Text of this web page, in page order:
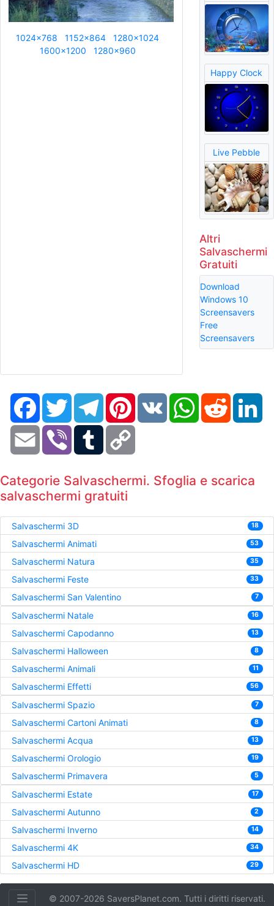
1024x768 1152x864
1280x1024
1600x1200
1280x960
Happy Clock
Live Pebble
Altri
Salvaschermi
Gratuiti
Download
Windows 10
Screensavers
Free
Screensavers
FacebookTwitter TelegramPinterestVK WhatsAppReddit
Email Viber Tumblr
Categorie Salvaschermi. Sfoglia e scarica
salvaschermi gratuiti
Salvaschermi 3D 18
Salvaschermi Animati 53
Salvaschermi Natura 35
Salvaschermi Feste 33
Salvaschermi San Valentino 7
Salvaschermi Natale 16
Salvaschermi Capodanno 13
Salvaschermi Halloween 8
Salvaschermi Animali 11
Salvaschermi Effetti 56
Salvaschermi Spazio 7
Salvaschermi Cartoni Animati 8
Salvaschermi Acqua 13
Salvaschermi Orologio 19
Salvaschermi Primavera 5
Salvaschermi Estate 17
Salvaschermi Autunno 2
Salvaschermi Inverno 14
Salvaschermi 4K 34
Salvaschermi HD 29
© 2007-2026 SaversPlanet.com. Tutti i diritti riservati.